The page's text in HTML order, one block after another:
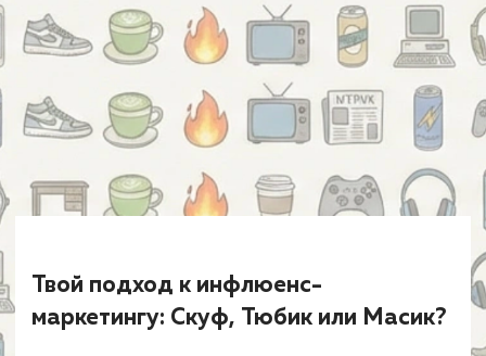
Твой подход к инфлюенс-
маркетингу: Скуф, Тюбик или Масик?